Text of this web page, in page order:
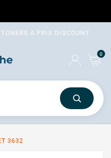
A PRIX DISCOUNT
0
3632